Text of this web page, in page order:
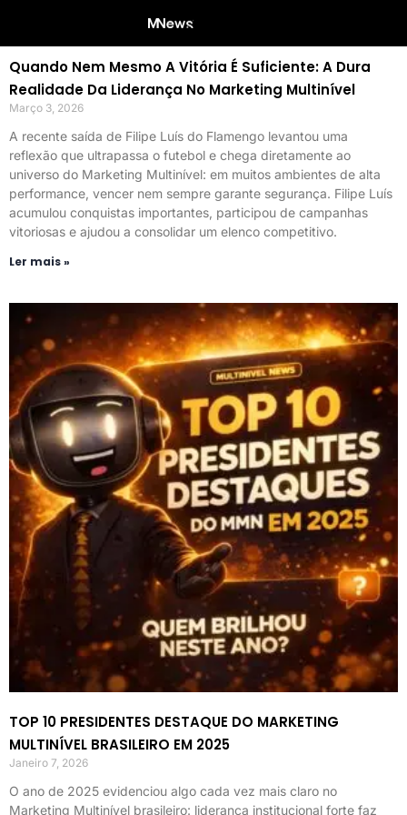
Quando Nem Mesmo A Vitória É Suficiente: A Dura
Realidade Da Liderança No Marketing Multinível
Março 3, 2026
A recente saída de Filipe Luís do Flamengo levantou uma
reflexão que ultrapassa o futebol e chega diretamente ao
universo do Marketing Multinível: em muitos ambientes de alta
performance, vencer nem sempre garante segurança. Filipe Luís
acumulou conquistas importantes, participou de campanhas
vitoriosas e ajudou a consolidar um elenco competitivo.
Ler mais »
TOP 10 PRESIDENTES DESTAQUE DO MARKETING
MULTINÍVEL BRASILEIRO EM 2025
Janeiro 7, 2026
O ano de 2025 evidenciou algo cada vez mais claro no
Marketing Multinível brasileiro: liderança institucional forte faz